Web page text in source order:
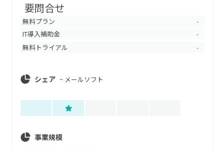
要問合せ
無料プラン -
IT導入補助金 -
無料トライアル -
シェア ~ メールソフト
事業規模